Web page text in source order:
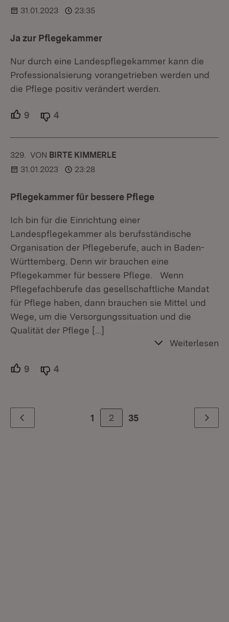
31.01.2023
23:35
Ja zur Pflegekammer
Nur durch eine Landespflegekammer kann die
Professionalsierung vorangetrieben werden und
die Pflege positiv verändert werden.
9 Unterstützer.
4
329. KOMMENTAR
VON :BIRTE KIMMERLE
31.01.2023
23:28
Pflegekammer für bessere Pflege
Ich bin für die Einrichtung einer
Landespflegekammer als berufsständische
Organisation der Pflegeberufe, auch in Baden-
Württemberg. Denn wir brauchen eine
Pflegekammer für bessere Pflege. Wenn
Pflegefachberufe das gesellschaftliche Mandat
für Pflege haben, dann brauchen sie Mittel und
Wege, um die Versorgungssituation und die
Qualität der Pflege […]
Weiterlesen
9 Unterstützer.
4
Zurück 1 2 35 Weiter